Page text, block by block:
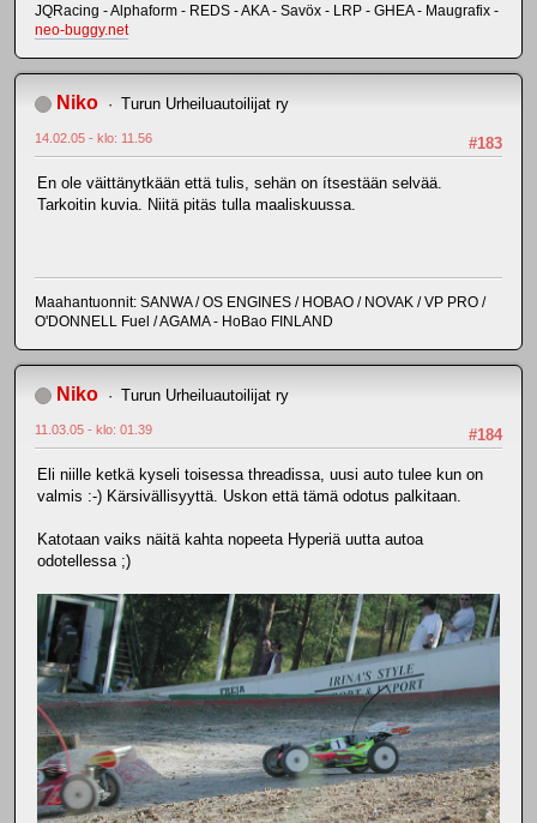
JQRacing - Alphaform - REDS - AKA - Savöx - LRP - GHEA - Maugrafix -
neo-buggy.net
Niko Turun Urheiluautoilijat ry
#183
14.02.05 - klo: 11.56
En ole väittänytkään että tulis, sehän on ítsestään selvää.
Tarkoitin kuvia. Niitä pitäs tulla maaliskuussa.
Maahantuonnit: SANWA / OS ENGINES / HOBAO / NOVAK / VP PRO /
O'DONNELL Fuel / AGAMA - HoBao FINLAND
Niko Turun Urheiluautoilijat ry
#184
11.03.05 - klo: 01.39
Eli niille ketkä kyseli toisessa threadissa, uusi auto tulee kun on
valmis :-) Kärsivällisyyttä. Uskon että tämä odotus palkitaan.
Katotaan vaiks näitä kahta nopeeta Hyperiä uutta autoa
odotellessa ;)